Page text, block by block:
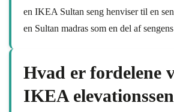
en IKEA Sultan seng henviser til en
en Sultan madras som en del af
Hvad er fordelene
IKEA